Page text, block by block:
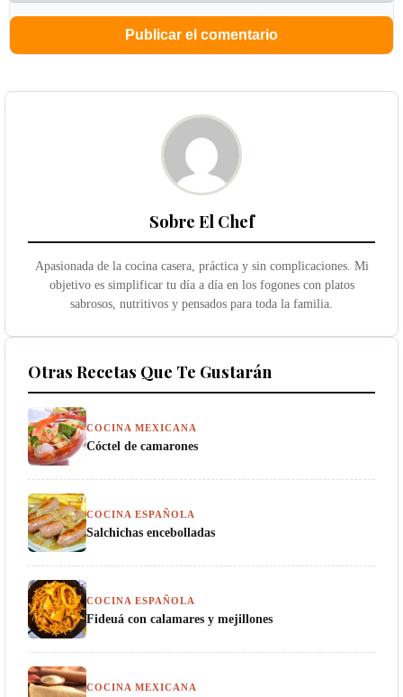
Sobre El Chef
Apasionada de la cocina casera, práctica y sin complicaciones. Mi
objetivo es simplificar tu día a día en los fogones con platos
sabrosos, nutritivos y pensados para toda la familia.
Otras Recetas Que Te Gustarán
COCINA MEXICANA
Cóctel de camarones
COCINA ESPAÑOLA
Salchichas encebolladas
COCINA ESPAÑOLA
Fideuá con calamares y mejillones
COCINA MEXICANA